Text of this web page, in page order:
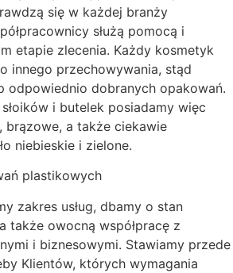
się w każdej branży
służą pomocą i
etapie zlecenia. Każdy kosmetyk
innego przechowywania, stąd
odpowiednio dobranych opakowań.
i butelek posiadamy więc
brązowe, a także ciekawie
niebieskie i zielone.
zakres usług, dbamy o stan
także owocną współpracę z
i biznesowymi. Stawiamy przede
Klientów, których wymagania